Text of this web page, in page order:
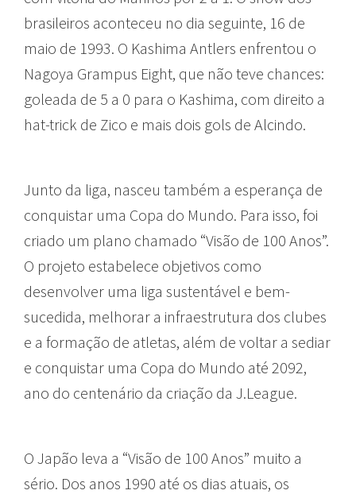
brasileiros aconteceu no dia seguinte, 16 de
maio de 1993. O Kashima Antlers enfrentou o
Nagoya Grampus Eight, que não teve chances:
goleada de 5 a 0 para o Kashima, com direito a
hat-trick de Zico e mais dois gols de Alcindo.
Junto da liga, nasceu também a esperança de
conquistar uma Copa do Mundo. Para isso, foi
criado um plano chamado “Visão de 100 Anos”.
O projeto estabelece objetivos como
desenvolver uma liga sustentável e bem-
sucedida, melhorar a infraestrutura dos clubes
e a formação de atletas, além de voltar a sediar
e conquistar uma Copa do Mundo até 2092,
ano do centenário da criação da J.League.
O Japão leva a “Visão de 100 Anos” muito a
sério. Dos anos 1990 até os dias atuais, os